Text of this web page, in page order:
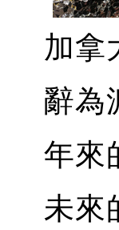
加拿
辭為
年來
未來